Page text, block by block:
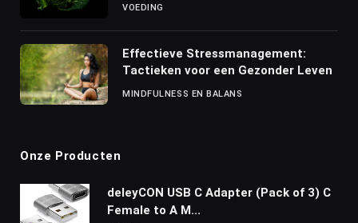
VOEDING
Effectieve Stressmanagement:
Tactieken voor een Gezonder Leven
MINDFULNESS EN BALANS
Onze Producten
deleyCON USB C Adapter (Pack of 3) C
Female to A M...